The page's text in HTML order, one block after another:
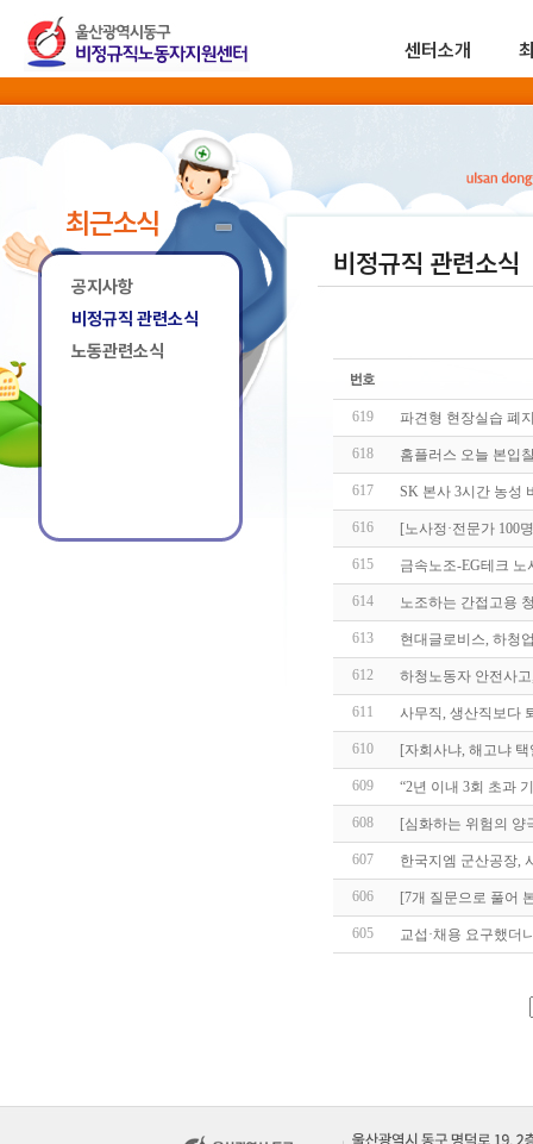
센터소개
최근소식
공지사항
비정규직 관련소식
노동관련소식
비정규직 관련소식
619 파견형 현장실습 폐
618 홈플러스 오늘 본입
617 SK 본사 3시간 농성
616 [노사정·전문가 100
615 금속노조-EG테크
614 노조하는 간접고용
613 현대글로비스, 하청
612 하청노동자 안전사
611 사무직, 생산직보다
610 [자회사냐, 해고냐
609 “2년 이내 3회 초과
608 [심화하는 위험의
607 한국지엠 군산공장,
606 [7개 질문으로 풀어
605 교섭·채용 요구했더